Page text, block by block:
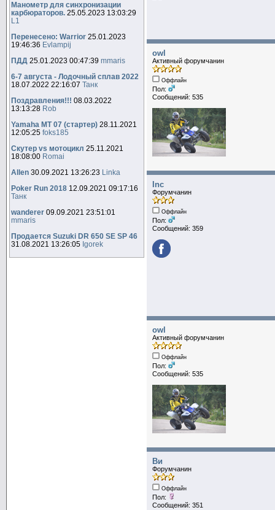
Манометр для синхронизации
карбюраторов. 25.05.2023 13:03:29
L1
Перенесено: Warrior 25.01.2023
19:46:36 Evlampij
ПДД 25.01.2023 00:47:39mmaris
6-7 августа - Лодочный сплав 2022
18.07.2022 22:16:07Танк
Поздравления!!! 08.03.2022
13:13:28 Rob
Yamaha MT 07 (стартер) 28.11.2021
12:05:25foks185
Скутер vs мотоцикл25.11.2021
18:08:00 Romai
Allen 30.09.2021 13:26:23
Linka
Poker Run 2018 12.09.2021 09:17:16
Танк
wanderer 09.09.2021 23:51:01
mmaris
Продается Suzuki DR 650 SE SP 46
31.08.2021 13:26:05 Igorek
owl
Активный форумчанин
Оффлайн
Пол:
Сообщений: 535
Inc
Форумчанин
Оффлайн
Пол:
Сообщений: 359
owl
Активный форумчанин
Оффлайн
Пол:
Сообщений: 535
Ви
Форумчанин
Оффлайн
Пол:
Сообщений: 351